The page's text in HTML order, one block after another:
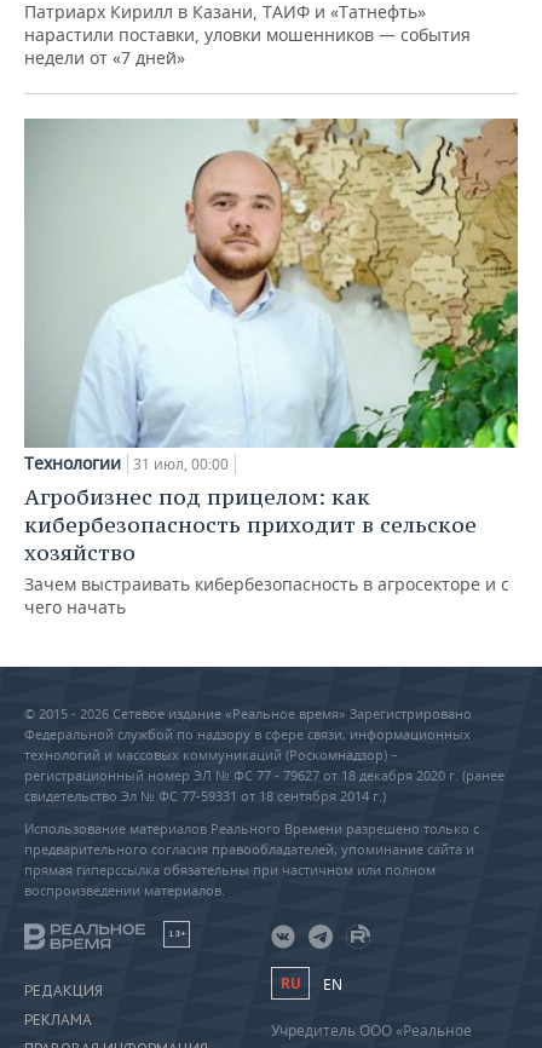
Патриарх Кирилл в Казани, ТАИФ и «Татнефть»
нарастили поставки, уловки мошенников — события
недели от «7 дней»
Технологии 31 июл, 00:00
Агробизнес под прицелом: как
кибербезопасность приходит в сельское
хозяйство
Зачем выстраивать кибербезопасность в агросекторе и с
чего начать
© 2015 - 2026 Сетевое издание «Реальное время» Зарегистрировано
Федеральной службой по надзору в сфере связи, информационных
технологий и массовых коммуникаций (Роскомнадзор) –
регистрационный номер ЭЛ № ФС 77 - 79627 от 18 декабря 2020 г. (ранее
свидетельство Эл № ФС 77-59331 от 18 сентября 2014 г.)
Использование материалов Реального Времени разрешено только с
предварительного согласия правообладателей, упоминание сайта и
прямая гиперссылка обязательны при частичном или полном
воспроизведении материалов.
18+
РЕДАКЦИЯ
РЕКЛАМА
RU EN
Учредитель ООО «Реальное